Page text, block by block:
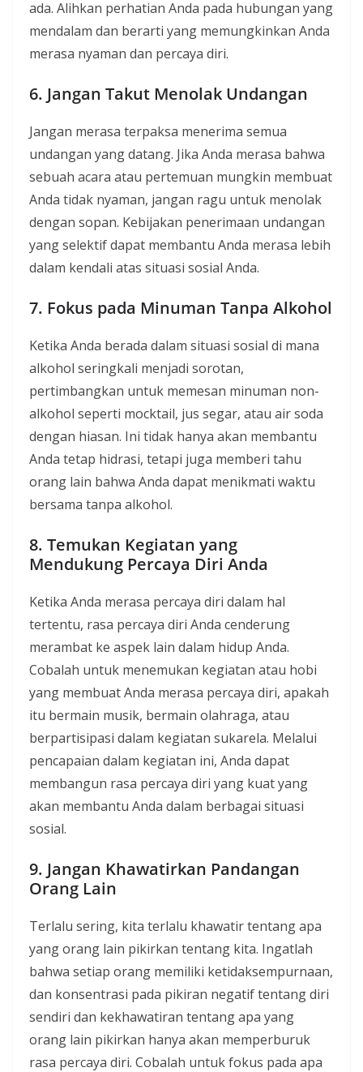
ada. Alihkan perhatian Anda pada hubungan yang
mendalam dan berarti yang memungkinkan Anda
merasa nyaman dan percaya diri.
6. Jangan Takut Menolak Undangan
Jangan merasa terpaksa menerima semua
undangan yang datang. Jika Anda merasa bahwa
sebuah acara atau pertemuan mungkin membuat
Anda tidak nyaman, jangan ragu untuk menolak
dengan sopan. Kebijakan penerimaan undangan
yang selektif dapat membantu Anda merasa lebih
dalam kendali atas situasi sosial Anda.
7. Fokus pada Minuman Tanpa Alkohol
Ketika Anda berada dalam situasi sosial di mana
alkohol seringkali menjadi sorotan,
pertimbangkan untuk memesan minuman non-
alkohol seperti mocktail, jus segar, atau air soda
dengan hiasan. Ini tidak hanya akan membantu
Anda tetap hidrasi, tetapi juga memberi tahu
orang lain bahwa Anda dapat menikmati waktu
bersama tanpa alkohol.
8. Temukan Kegiatan yang
Mendukung Percaya Diri Anda
Ketika Anda merasa percaya diri dalam hal
tertentu, rasa percaya diri Anda cenderung
merambat ke aspek lain dalam hidup Anda.
Cobalah untuk menemukan kegiatan atau hobi
yang membuat Anda merasa percaya diri, apakah
itu bermain musik, bermain olahraga, atau
berpartisipasi dalam kegiatan sukarela. Melalui
pencapaian dalam kegiatan ini, Anda dapat
membangun rasa percaya diri yang kuat yang
akan membantu Anda dalam berbagai situasi
sosial.
9. Jangan Khawatirkan Pandangan
Orang Lain
Terlalu sering, kita terlalu khawatir tentang apa
yang orang lain pikirkan tentang kita. Ingatlah
bahwa setiap orang memiliki ketidaksempurnaan,
dan konsentrasi pada pikiran negatif tentang diri
sendiri dan kekhawatiran tentang apa yang
orang lain pikirkan hanya akan memperburuk
rasa percaya diri. Cobalah untuk fokus pada apa